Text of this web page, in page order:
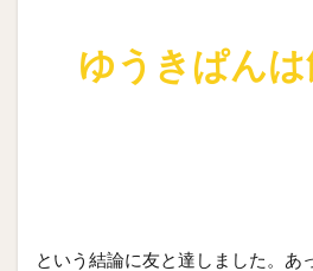
ゆうきぱんは
という結論に友と達しました。あ